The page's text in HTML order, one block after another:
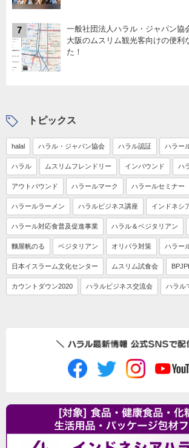
7
一般社団法人ハラル・ジャパン協
大阪のムスリム観光客向けの便利
た！
トピックス
halal ハラル・ジャパン協会 ハラル認証 ハラー
ハラル ムスリムフレンドリー インバウンド ハ
アウトバウンド ハラールマーク ハラールセミナー
ハラールラーメン ハラルビジネス講座 インドネシ
ハラール対応食普及促進事業 ハラル＆ベジタリアン
麵屋帆のる ベジタリアン オリパラ対策 ハラー
日本イスラーム文化センター ムスリム試食会
カウントダウン2020 ハラルビジネス交流会 ハラル